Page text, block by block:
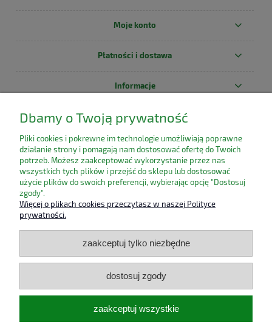
Moje konto
Płatności i dostawa
Informacje
O nas
Dbamy o Twoją prywatność
Pliki cookies i pokrewne im technologie umożliwiają poprawne
działanie strony i pomagają nam dostosować ofertę do Twoich
potrzeb. Możesz zaakceptować wykorzystanie przez nas
wszystkich tych plików i przejść do sklepu lub dostosować
użycie plików do swoich preferencji, wybierając opcję "Dostosuj
zgody".
Więcej o plikach cookies przeczytasz w naszej Polityce
prywatności.
zaakceptuj tylko niezbędne
dostosuj zgody
zaakceptuj wszystkie